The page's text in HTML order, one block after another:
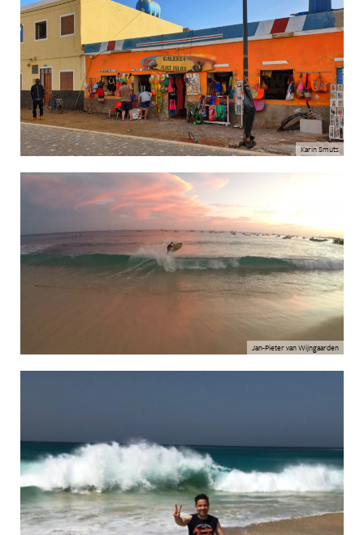
Karin Smuts
Jan-Pieter van Wijngaarden